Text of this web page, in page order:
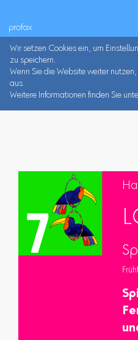
profax
Wir setzen Cookies ein, um
zu speichern.
Wenn Sie die Website weiter
aus.
Weitere Informationen finden Sie